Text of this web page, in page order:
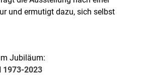
und ermutigt dazu, sich selbst
Jubiläum:
1973-2023